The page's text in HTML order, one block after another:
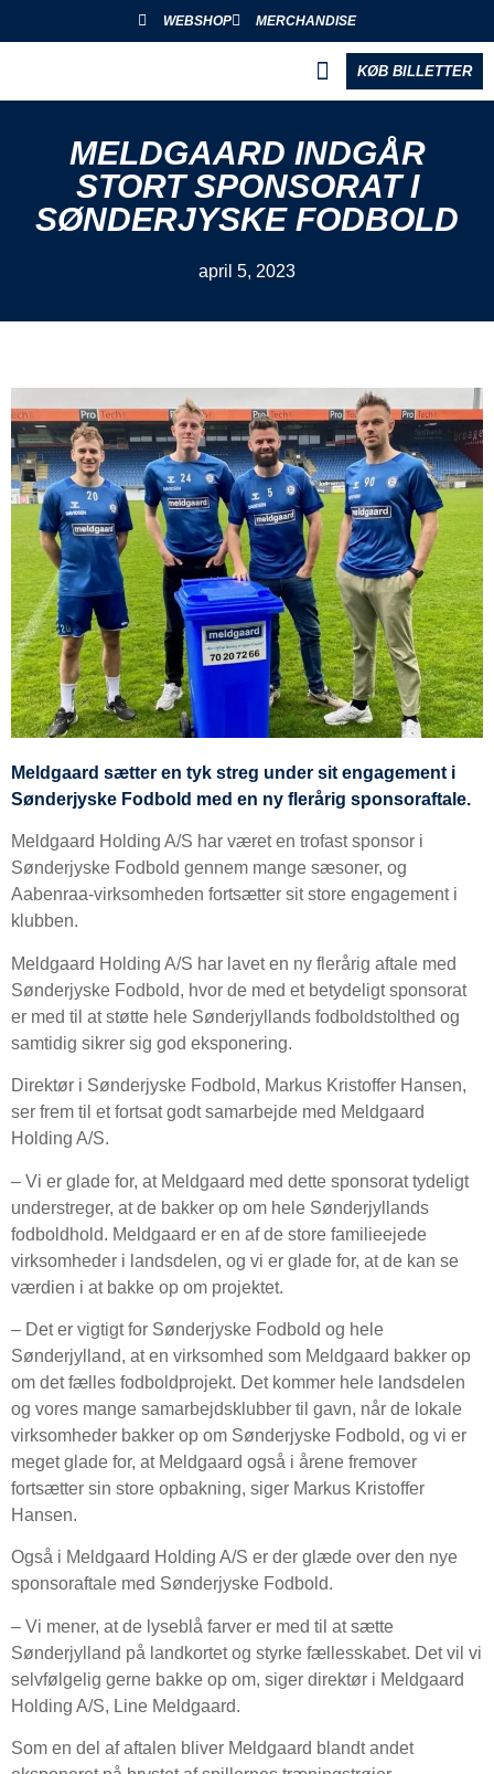
WEBSHOP MERCHANDISE
KØB BILLETTER
MELDGAARD INDGÅR
STORT SPONSORAT I
SØNDERJYSKE FODBOLD
april 5, 2023
Meldgaard sætter en tyk streg under sit engagement i
Sønderjyske Fodbold med en ny flerårig sponsoraftale.
Meldgaard Holding A/S har været en trofast sponsor i
Sønderjyske Fodbold gennem mange sæsoner, og
Aabenraa-virksomheden fortsætter sit store engagement i
klubben.
Meldgaard Holding A/S har lavet en ny flerårig aftale med
Sønderjyske Fodbold, hvor de med et betydeligt sponsorat
er med til at støtte hele Sønderjyllands fodboldstolthed og
samtidig sikrer sig god eksponering.
Direktør i Sønderjyske Fodbold, Markus Kristoffer Hansen,
ser frem til et fortsat godt samarbejde med Meldgaard
Holding A/S.
– Vi er glade for, at Meldgaard med dette sponsorat tydeligt
understreger, at de bakker op om hele Sønderjyllands
fodboldhold. Meldgaard er en af de store familieejede
virksomheder i landsdelen, og vi er glade for, at de kan se
værdien i at bakke op om projektet.
– Det er vigtigt for Sønderjyske Fodbold og hele
Sønderjylland, at en virksomhed som Meldgaard bakker op
om det fælles fodboldprojekt. Det kommer hele landsdelen
og vores mange samarbejdsklubber til gavn, når de lokale
virksomheder bakker op om Sønderjyske Fodbold, og vi er
meget glade for, at Meldgaard også i årene fremover
fortsætter sin store opbakning, siger Markus Kristoffer
Hansen.
Også i Meldgaard Holding A/S er der glæde over den nye
sponsoraftale med Sønderjyske Fodbold.
– Vi mener, at de lyseblå farver er med til at sætte
Sønderjylland på landkortet og styrke fællesskabet. Det vil vi
selvfølgelig gerne bakke op om, siger direktør i Meldgaard
Holding A/S, Line Meldgaard.
Som en del af aftalen bliver Meldgaard blandt andet